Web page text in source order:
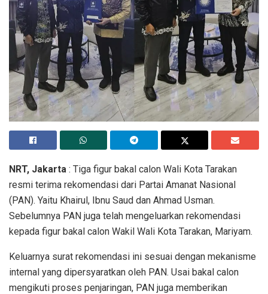
NRT, Jakarta : Tiga figur bakal calon Wali Kota Tarakan
resmi terima rekomendasi dari Partai Amanat Nasional
(PAN). Yaitu Khairul, Ibnu Saud dan Ahmad Usman.
Sebelumnya PAN juga telah mengeluarkan rekomendasi
kepada figur bakal calon Wakil Wali Kota Tarakan, Mariyam.
Keluarnya surat rekomendasi ini sesuai dengan mekanisme
internal yang dipersyaratkan oleh PAN. Usai bakal calon
mengikuti proses penjaringan, PAN juga memberikan